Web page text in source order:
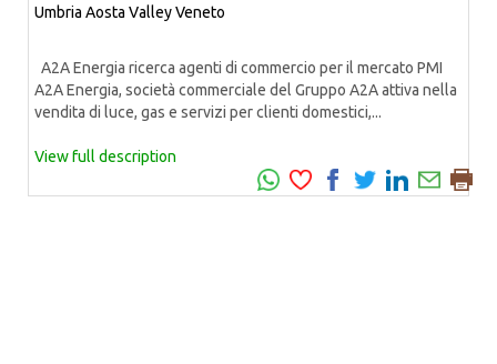
Umbria Aosta ValleyVeneto
A2A Energia ricerca agenti di commercio per il mercato PMI
A2A Energia, società commerciale del Gruppo A2A attiva nella
vendita di luce, gas e servizi per clienti domestici,...
View full description